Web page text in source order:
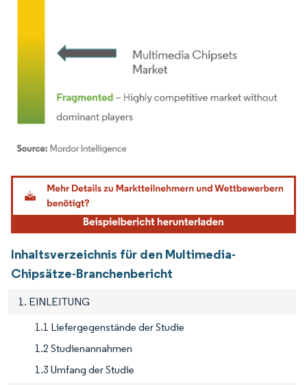
Bild © Mordor Intelligence. Wiederverwendung erfordert Namensnennung gemäß
Inhaltsverzeichnis für den Multimedia-
Chipsätze-Branchenbericht
1. EINLEITUNG
1.1 Liefergegenstände der Studie
1.2 Studienannahmen
1.3 Umfang der Studie